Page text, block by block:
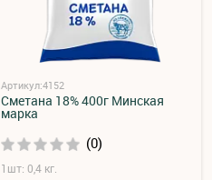
Артикул:4152
Сметана 18% 400г Минская
марка
(0)
1шт: 0,4 кг.